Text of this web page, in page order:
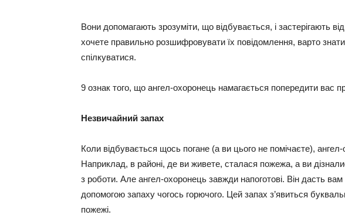
Вони допомагають зрозуміти, що відбувається, і застерігають
хочете правильно розшифровувати їх повідомлення, варто
спілкуватися.
9 ознак того, що ангел-охоронець намагається попередити вас
Незвичайний запах
Коли відбувається щось погане (а ви цього не помічаєте),
Наприклад, в районі, де ви живете, сталася пожежа, а ви
з роботи. Але ангел-охоронець завжди напоготові. Він дасть
допомогою запаху чогось горючого. Цей запах з’явиться
пожежі.